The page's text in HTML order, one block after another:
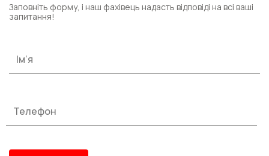
Заповніть форму, і наш фахівець надасть відповіді на всі ваші
запитання!